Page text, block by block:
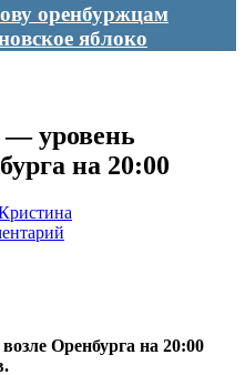
оренбуржцам
яблоко
— уровень
на 20:00
Оренбурга на 20:00